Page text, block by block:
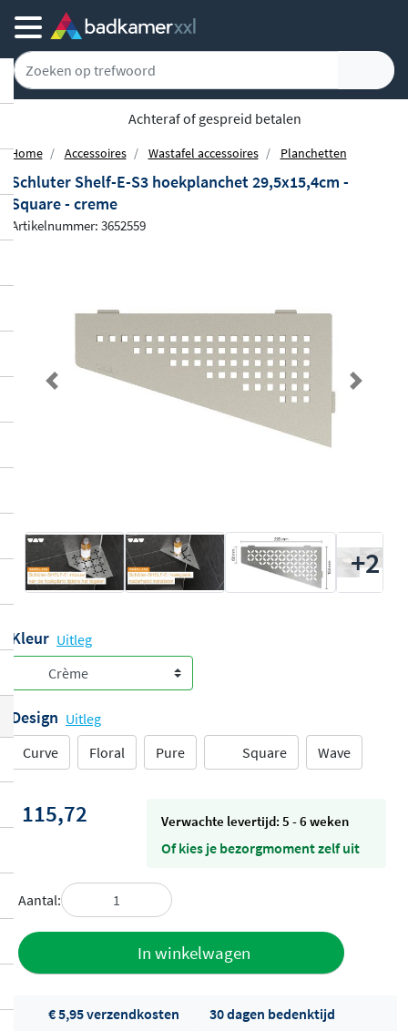
5779 klanten geven ons een 9.1
Home Accessoires Wastafel accessoires Planchetten
Schluter Shelf-E-S3 hoekplanchet 29,5x15,4cm -
Square - creme
Artikelnummer: 3652559
Previous Next
+2
Kleur Uitleg
Design Uitleg
Curve
Floral Pure Square Wave
115,72 Verwachte levertijd: 5 - 6 weken
Of kies je bezorgmoment zelf uit
Aantal:
In winkelwagen
€ 5,95 verzendkosten
30 dagen bedenktijd